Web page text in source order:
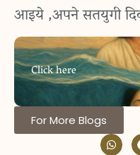
आइये ,अपने सतयुगी
Click here
For More Blogs